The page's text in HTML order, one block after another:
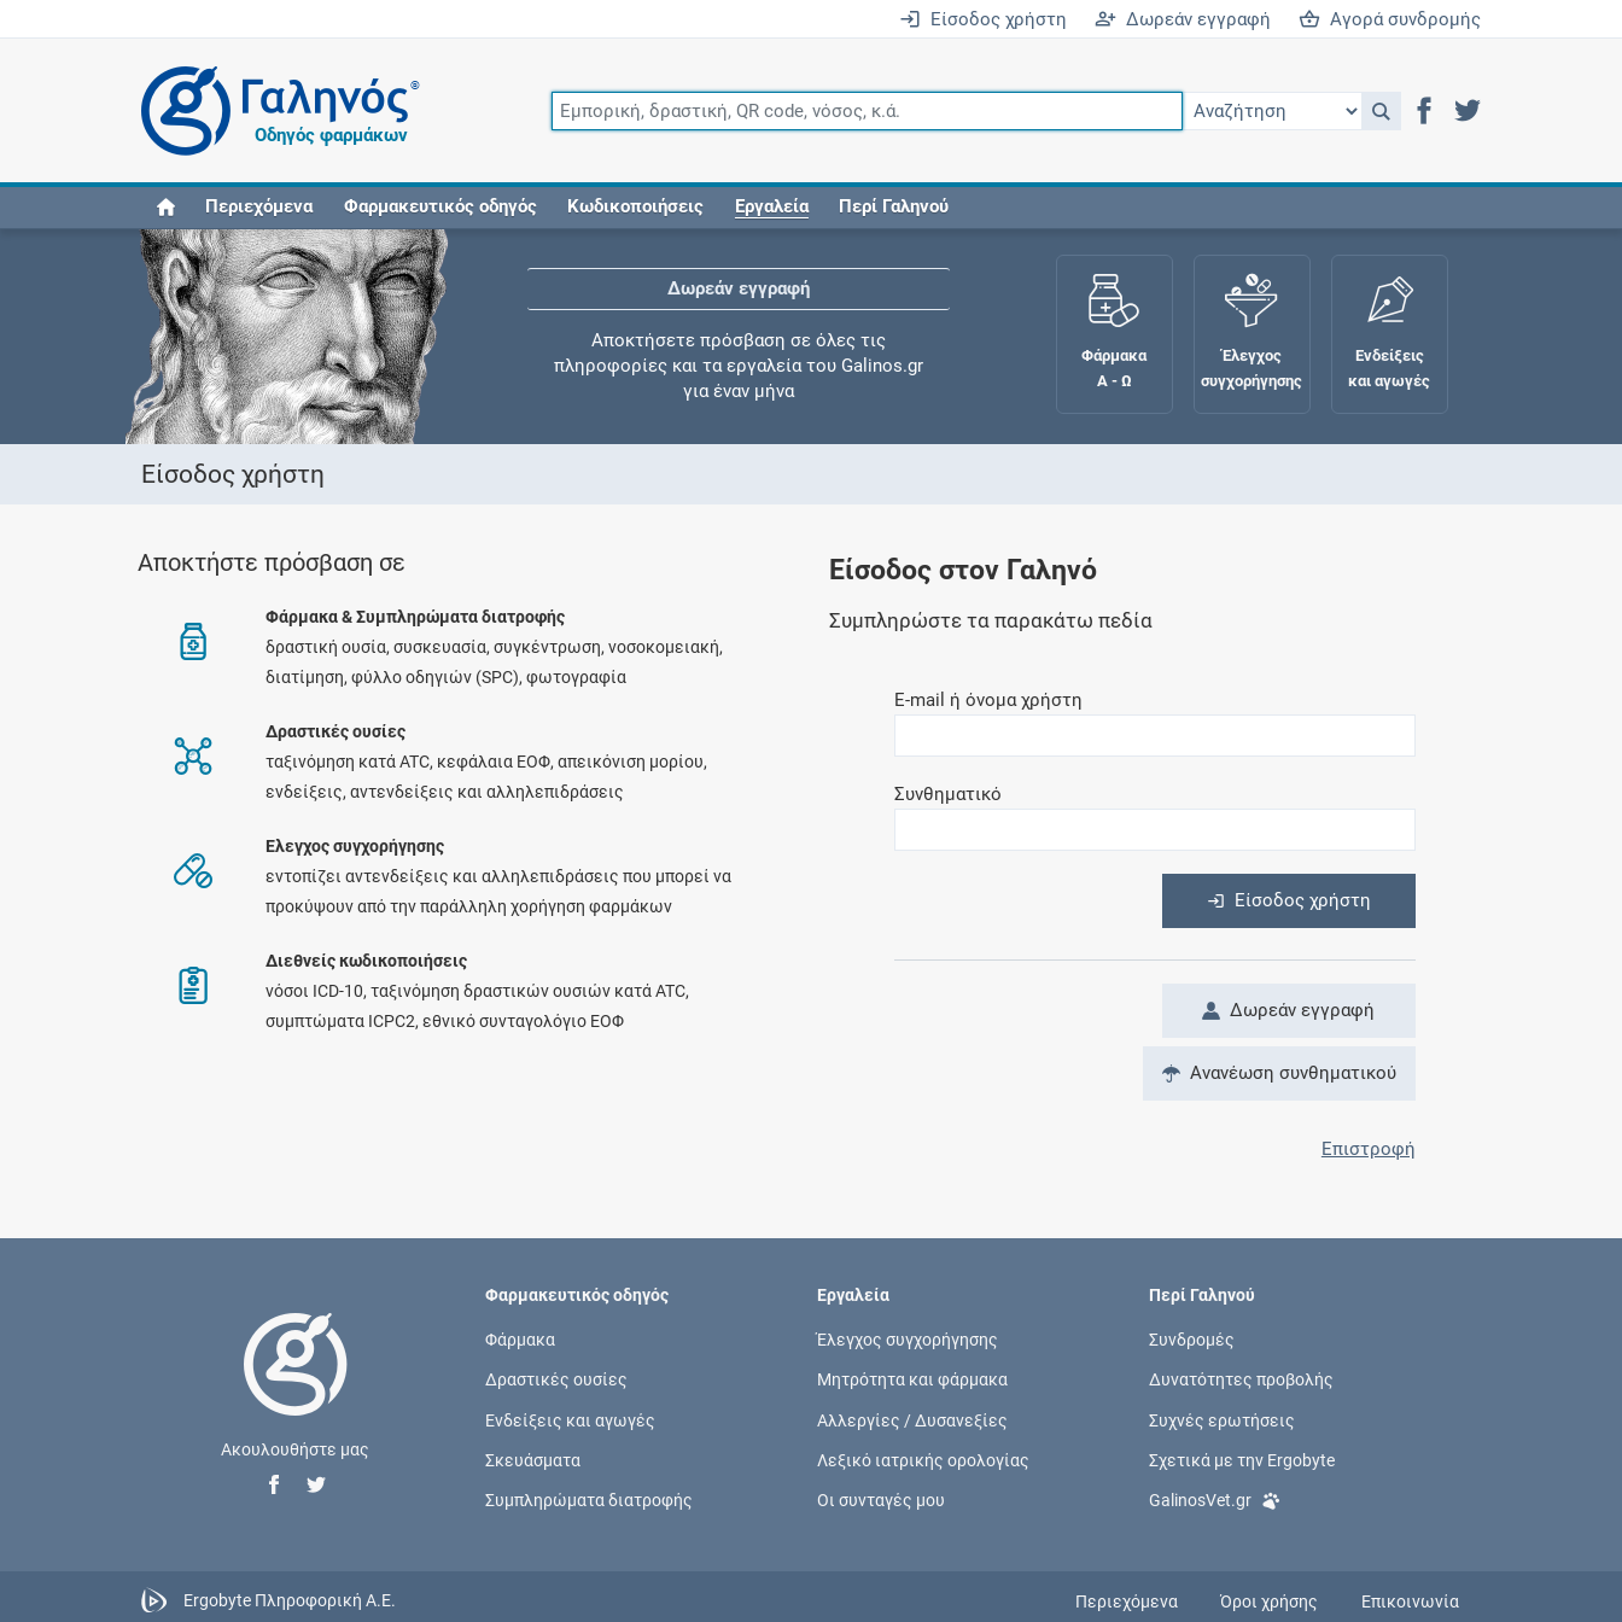
Είσοδος χρήστη Δωρεάν εγγραφή Αγορά συνδρομής
®
Οδηγός φαρμάκων
Περιεχόμενα Φαρμακευτικός οδηγός Κωδικοποιήσεις Εργαλεία Περί Γαληνού
Δωρεάν εγγραφή
Αποκτήσετε πρόσβαση σε όλες τις
πληροφορίες και τα εργαλεία του Galinos.gr
για έναν μήνα
Ελέγξτε την αγωγή σας για αντενδείξεις και
Αποθηκεύστε τις συνταγές σας και
μοιραστείτε τις εύκολα και με ασφάλεια
Ενημερωθείτε για την ασφάλεια χορήγησης
ενός φαρμάκου κατά τη διάρκεια της
επιπλέον παροχές των συνδρομητικών
Ενδείξεις και αγωγές
νόσους, συμπτώματα και ιατρικές πράξεις
Φάρμακα
Α - Ω
Έλεγχος
συγχορήγησης
Ενδείξεις
και αγωγές
Είσοδος χρήστη
Αποκτήστε πρόσβαση σε
Φάρμακα & Συμπληρώματα διατροφής
δραστική ουσία, συσκευασία, συγκέντρωση, νοσοκομειακή,
διατίμηση, φύλλο οδηγιών (SPC), φωτογραφία
Δραστικές ουσίες
ταξινόμηση κατά ATC, κεφάλαια ΕΟΦ, απεικόνιση μορίου,
ενδείξεις, αντενδείξεις και αλληλεπιδράσεις
Ελεγχος συγχορήγησης
εντοπίζει αντενδείξεις και αλληλεπιδράσεις που μπορεί να
προκύψουν από την παράλληλη χορήγηση φαρμάκων
Διεθνείς κωδικοποιήσεις
νόσοι ICD-10, ταξινόμηση δραστικών ουσιών κατά ATC,
συμπτώματα ICPC2, εθνικό συνταγολόγιο ΕΟΦ
Είσοδος στον Γαληνό
Συμπληρώστε τα παρακάτω πεδία
E-mail ή όνομα χρήστη
Συνθηματικό
Είσοδος χρήστη
Δωρεάν εγγραφή
Ανανέωση συνθηματικού
Επιστροφή
Ακουλουθήστε μας
Φαρμακευτικός οδηγός
Φάρμακα
Δραστικές ουσίες
Ενδείξεις και αγωγές
Σκευάσματα
Συμπληρώματα διατροφής
Εργαλεία
Έλεγχος συγχορήγησης
Μητρότητα και φάρμακα
Αλλεργίες / Δυσανεξίες
Λεξικό ιατρικής ορολογίας
Οι συνταγές μου
Περί Γαληνού
Συνδρομές
Δυνατότητες προβολής
Συχνές ερωτήσεις
Σχετικά με την Ergobyte
GalinosVet.gr
Ergobyte Πληροφορική Α.Ε. Περιεχόμενα Όροι χρήσης Επικοινωνία